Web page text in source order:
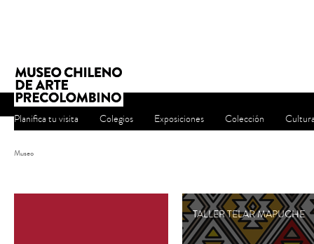
Planifica tu visita Colegios Exposiciones Colección
Museo
TALLER TELAR MAPUCHE